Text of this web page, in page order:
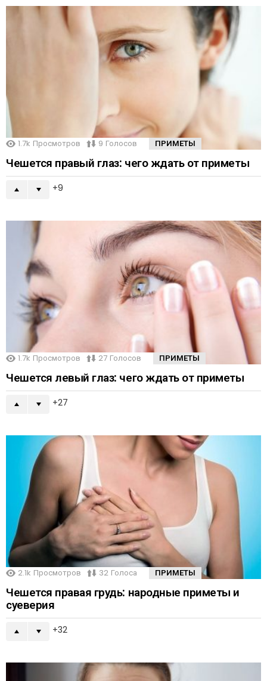
1.7k Просмотров 9 Голосов ПРИМЕТЫ
Чешется правый глаз: чего ждать от приметы
9
1.7k Просмотров 27 Голосов ПРИМЕТЫ
Чешется левый глаз: чего ждать от приметы
27
2.1k Просмотров 32 Голоса ПРИМЕТЫ
Чешется правая грудь: народные приметы и
суеверия
32